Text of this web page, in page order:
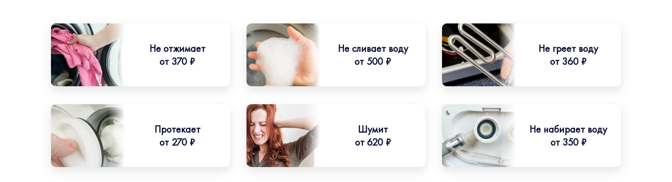
Не отжимает
от 370 ₽
Не сливает воду
от 500 ₽
Не греет воду
от 360 ₽
Протекает
от 270 ₽
Шумит
от 620 ₽
Не набирает воду
от 350 ₽